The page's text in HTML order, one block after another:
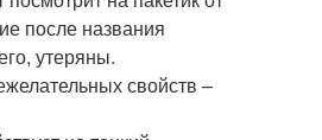
после названия
утеряны.
свойств –